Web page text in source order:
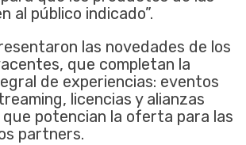
al público indicado”.
las novedades de los
que completan la
de experiencias: eventos
licencias y alianzas
potencian la oferta para las
partners.